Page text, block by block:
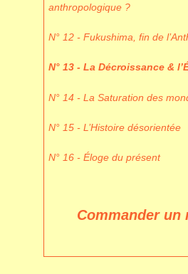
anthropologique ?
N° 12 - Fukushima, fin de
N° 13 - La Décroissance &
N° 14 - La Saturation des
N° 15 - L’Histoire désorientée
N° 16 - Éloge du présent
Commander un